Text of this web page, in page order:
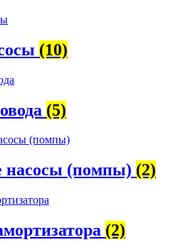
(10)
(5)
насосы (помпы) (2)
(2)